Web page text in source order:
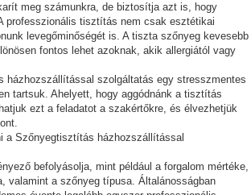
meg számunkra, de biztosítja azt is, hogy
professzionális tisztítás nem csak esztétikai
levegőminőségét is. A tiszta szőnyeg kevesebb
fontos lehet azoknak, akik allergiától vagy
házhozszállítással szolgáltatás egy stresszmentes
tartsuk. Ahelyett, hogy aggódnánk a tisztítás
ezt a feladatot a szakértőkre, és élvezhetjük
a Szőnyegtisztítás házhozszállítással
befolyásolja, mint például a forgalom mértéke,
valamint a szőnyeg típusa. Általánosságban